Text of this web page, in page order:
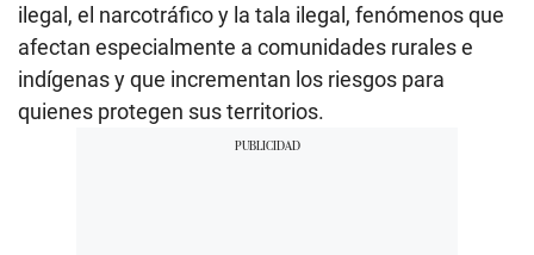
ilegal, el narcotráfico y la tala ilegal, fenómenos que
afectan especialmente a comunidades rurales e
indígenas y que incrementan los riesgos para
quienes protegen sus territorios.